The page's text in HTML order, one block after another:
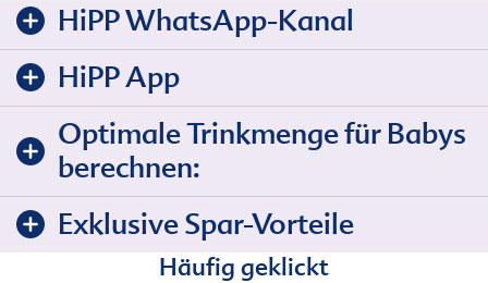
HiPP WhatsApp-Kanal
HiPP App
Optimale Trinkmenge für Babys
berechnen:
Exklusive Spar-Vorteile
Häufig geklickt